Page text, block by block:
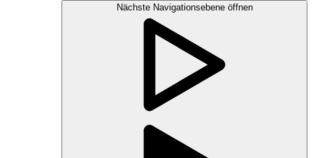
Nächste Navigationsebene öffnen